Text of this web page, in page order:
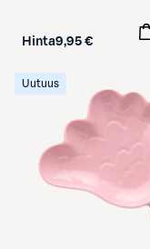
Hinta9,95 €
Uutuus